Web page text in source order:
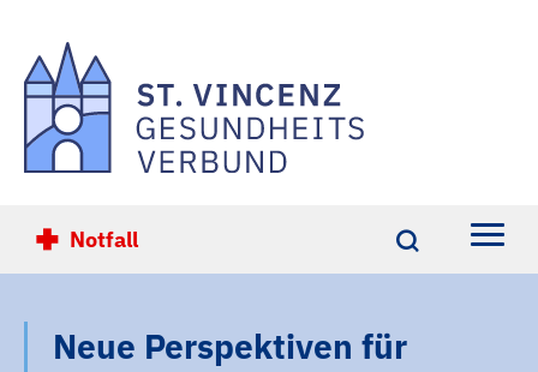
Notfall
Neue Perspektiven für